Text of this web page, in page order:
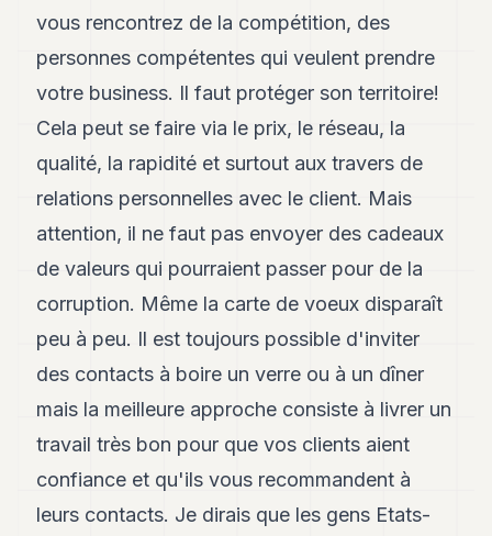
Andy
16
15
Andy
14
Andy
Andy
12
11
Andy
10
Andy
Andy
8
7
Andy
6
Andy
vous rencontrez de la compétition, des
personnes compétentes qui veulent prendre
votre business. Il faut protéger son territoire!
Cela peut se faire via le prix, le réseau, la
qualité, la rapidité et surtout aux travers de
relations personnelles avec le client. Mais
attention, il ne faut pas envoyer des cadeaux
de valeurs qui pourraient passer pour de la
corruption. Même la carte de voeux disparaît
peu à peu. Il est toujours possible d'inviter
des contacts à boire un verre ou à un dîner
mais la meilleure approche consiste à livrer un
travail très bon pour que vos clients aient
confiance et qu'ils vous recommandent à
leurs contacts. Je dirais que les gens Etats-